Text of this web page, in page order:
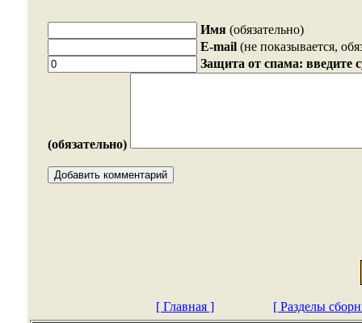
Имя (обязательно)
E-mail (не показывается,
Защита от спама: введите
(обязательно)
[ Главная ]
[ Разделы